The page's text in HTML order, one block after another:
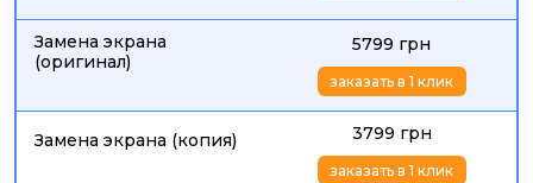
Замена экрана
(оригинал)
5799 грн
заказать в 1 клик
Замена экрана (копия) 3799 грн
заказать в 1 клик